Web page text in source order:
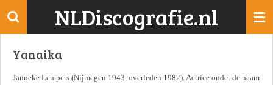
Ga
de
NLDiscografie.nl
Yanaika
Janneke Lempers (Nijmegen 1943, overleden 1982). Actrice onder de naam